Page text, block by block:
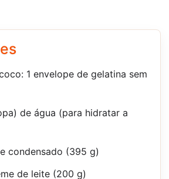
1 envelope de gelatina sem
de água (para hidratar a
condensado (395 g)
de leite (200 g)